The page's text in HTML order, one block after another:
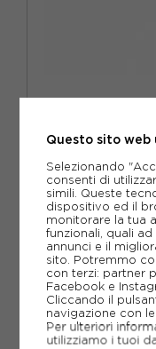
XS S M
-20%
Questo sito web
Selezionando
consenti di
simili. Queste
dispositivo ed il
monitorare la tua
funzionali, quali
annunci e il
sito. Potremmo
con terzi: partner
Facebook e
Cliccando il
navigazione con
Per ulteriori
utilizziamo i tuoi